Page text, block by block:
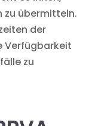
zu übermitteln.
der
Verfügbarkeit
zu